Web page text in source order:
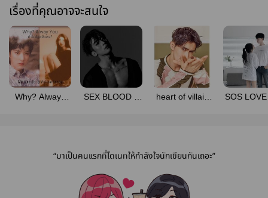
เรื่องที่คุณอาจจะสนใจ
Why? Always
SEX BLOOD 2
heart of villain
SOS
“มาเป็นคนแรกที่โดเนทให้กำลังใจนักเขียนกันเถอะ”